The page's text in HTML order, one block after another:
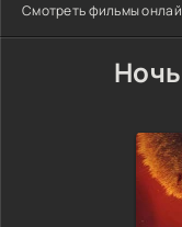
Смотреть фильмы